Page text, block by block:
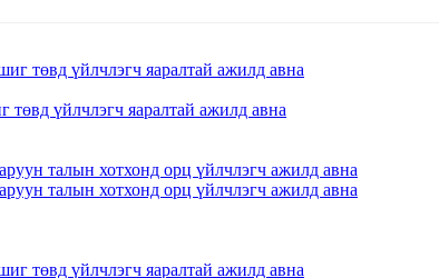
үйлчлэгч яаралтай ажилд авна
талын хотхонд орц үйлчлэгч ажилд авна
талын хотхонд орц үйлчлэгч ажилд авна